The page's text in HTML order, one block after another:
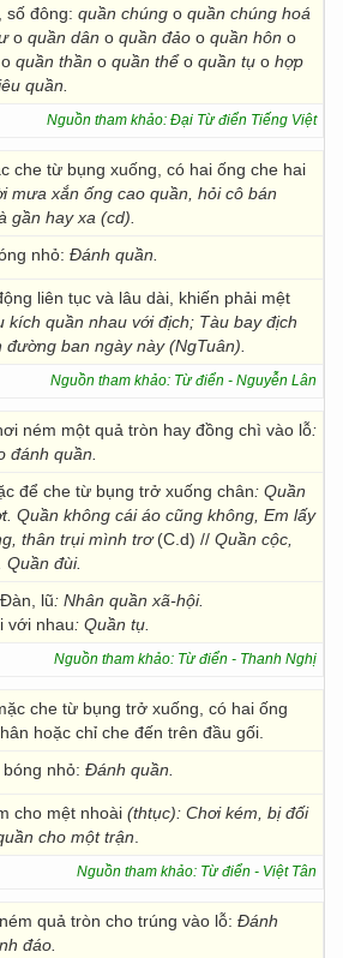
số đông: quần chúng o quần chúng hoá
o quần dân o quần đảo o quần hôn o
o quần thần o quần thểo quần tụ o hợp
quần.
Nguồn tham khảo: Đại Từ điển Tiếng Việt
che từ bụng xuống, có hai ống che hai
mưa xắn ống cao quần, hỏi cô bán
gần hay xa (cd).
nhỏ: Đánh quần.
liên tục và lâu dài, khiến phải mệt
kích quần nhau với địch; Tàu bay địch
đường ban ngày này (NgTuân).
Nguồn tham khảo: Từ điển - Nguyễn Lân
ném một quả tròn hay đồng chì vào lỗ:
đánh quần.
để che từ bụng trở xuống chân: Quần
Quần không cái áo cũng không, Em lấy
thân trụi mình trơ(C.d) // Quần cộc,
Quần đùi.
lũ: Nhân quần xã-hội.
với nhau: Quần tụ.
Nguồn tham khảo: Từ điển - Thanh Nghị
che từ bụng trở xuống, có hai ống
hoặc chỉ che đến trên đầu gối.
nhỏ: Đánh quần.
cho mệt nhoài (thtục): Chơi kém, bị đối
cho một trận
Nguồn tham khảo: Từ điển - Việt Tân
quả tròn cho trúng vào lỗ: Đánh
đáo.